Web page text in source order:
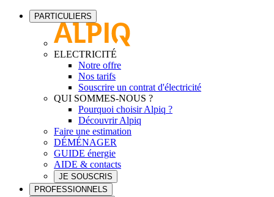
PARTICULIERS
ELECTRICITÉ
Notre offre
Nos tarifs
Souscrire un contrat d'électricité
QUI SOMMES-NOUS ?
Pourquoi choisir Alpiq ?
Découvrir Alpiq
Faire une estimation
DÉMÉNAGER
GUIDE énergie
AIDE & contacts
JE SOUSCRIS
PROFESSIONNELS